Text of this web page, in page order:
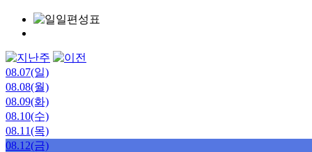
08.07(일)
08.08(월)
08.09(화)
08.10(수)
08.11(목)
08.12(금)